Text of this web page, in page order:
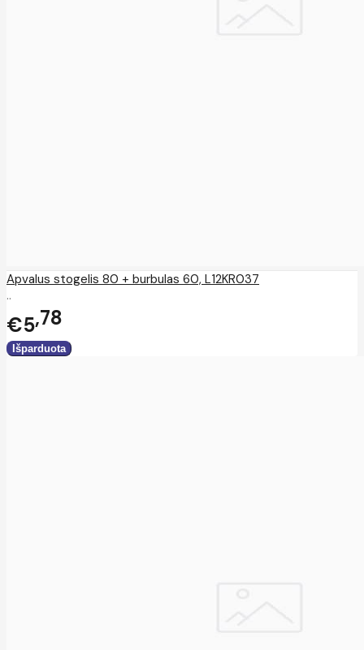
Apvalus stogelis 80 + burbulas 60, L12KR037
..
€5 78